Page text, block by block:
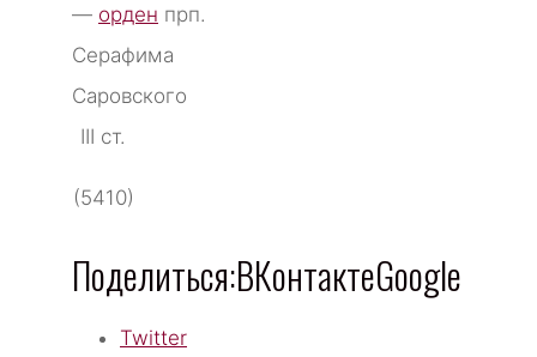
— орден прп.
Серафима
Саровского
III ст.
(5410)
Поделиться:ВКонтактеGoogle
Twitter